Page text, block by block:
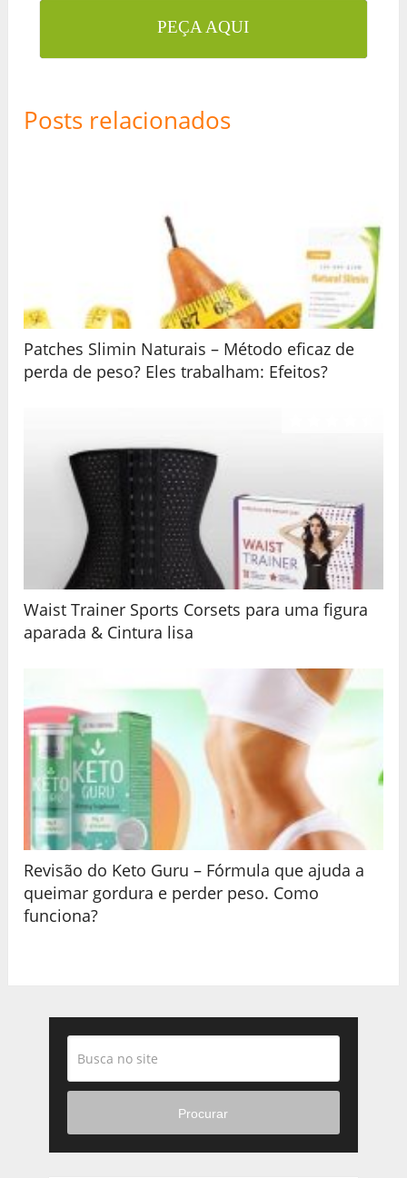
PEÇA AQUI
Posts relacionados
Patches Slimin Naturais – Método eficaz de
perda de peso? Eles trabalham: Efeitos?
Waist Trainer Sports Corsets para uma figura
aparada & Cintura lisa
Revisão do Keto Guru – Fórmula que ajuda a
queimar gordura e perder peso. Como
funciona?
Procurar